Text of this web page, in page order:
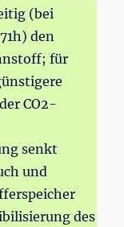
(bei
den
für
CO2-
senkt
und
des